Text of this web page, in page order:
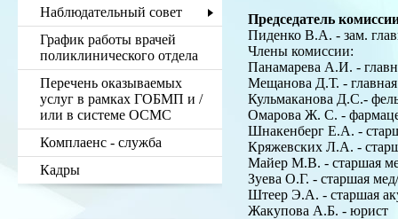
Наблюдательный совет
График работы врачей
поликлинического отдела
Перечень оказываемых
услуг в рамках ГОБМП и /
или в системе ОСМС
Комплаенс - служба
Кадры
Председатель
Пиденко В.А. - зам.
Члены комиссии:
Панамарева А.И. -
Мещанова Д.Т. - главная
Кульмаканова Д.С.-
Омарова Ж. С. -
Шнакенберг Е.А. -
Кряжевских Л.А. -
Майер М.В. - старшая
Зуева О.Г. - старшая
Штеер Э.А. - старшая
Жакупова А.Б. - юрист